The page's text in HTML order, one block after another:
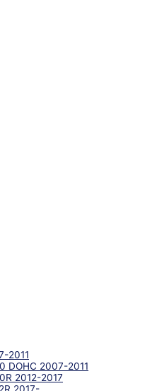
2011
DOHC 2007-2011
2012-2017
2017-